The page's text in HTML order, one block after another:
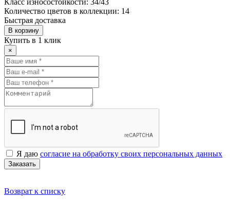
Количество цветов в коллекции: 14
Быстрая доставка
В корзину
Купить в 1 клик
×
Я даю согласие на обработку своих персональных данных
Заказать
Возврат к списку